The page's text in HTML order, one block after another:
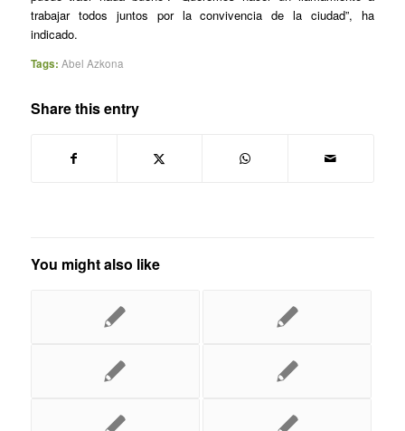
trabajar todos juntos por la convivencia de la ciudad”, ha
indicado.
Tags: Abel Azkona
Share this entry
You might also like